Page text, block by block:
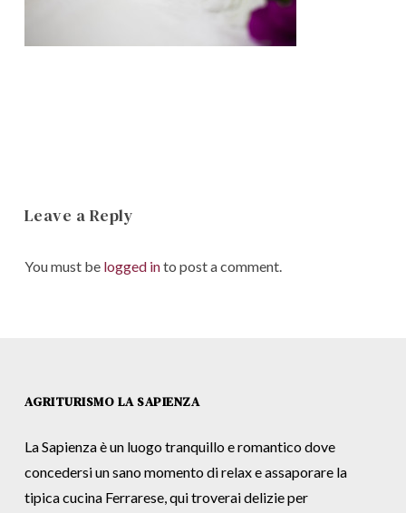
Leave a Reply
You must be logged into post a comment.
AGRITURISMO LA SAPIENZA
La Sapienza è un luogo tranquillo e romantico dove
concedersi un sano momento di relax e assaporare la
tipica cucina Ferrarese, qui troverai delizie per